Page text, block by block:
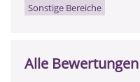
Sonstige Bereiche
Alle Bewertungen